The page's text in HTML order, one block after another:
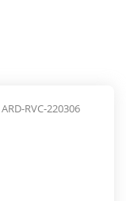
ARD-RVC-220306